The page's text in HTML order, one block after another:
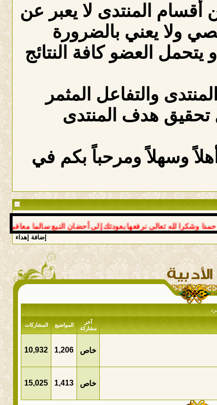
المنتدى لا يعبر عن
ولا يعني بالضرورة
العضو كافة النتائج
والتفاعل المثمر
هدف المنتدى
وسهلاً ومرحباً بكم في
لله تعالى نرفعها بعودتك إلى أحضان النبع سالما معافى د
إضافة إهداء
آخر
مشاركة
المواضيع المشاركات
خاص 1,206
10,932
خاص 1,413
15,025